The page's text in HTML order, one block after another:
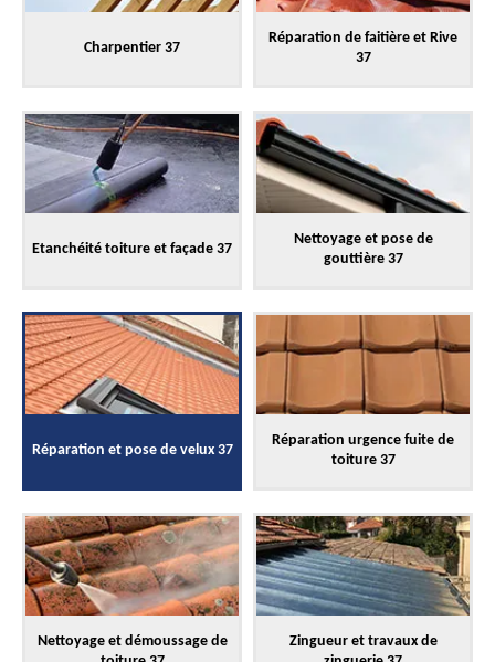
Charpentier 37
Réparation de faitière et Rive
37
Etanchéité toiture et façade 37
Nettoyage et pose de
gouttière 37
Réparation et pose de velux 37
Réparation urgence fuite de
toiture 37
Nettoyage et démoussage de
Zingueur et travaux de